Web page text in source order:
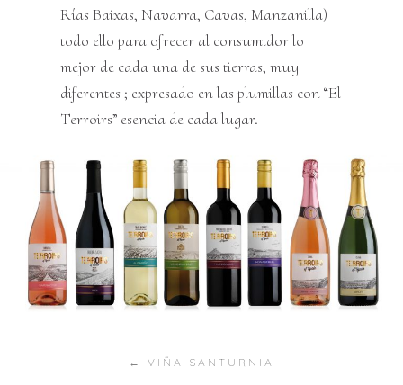
Rías Baixas, Navarra, Cavas, Manzanilla)
todo ello para ofrecer al consumidor lo
mejor de cada una de sus tierras, muy
diferentes ; expresado en las plumillas con “El
Terroirs” esencia de cada lugar.
← VIÑA SANTURNIA